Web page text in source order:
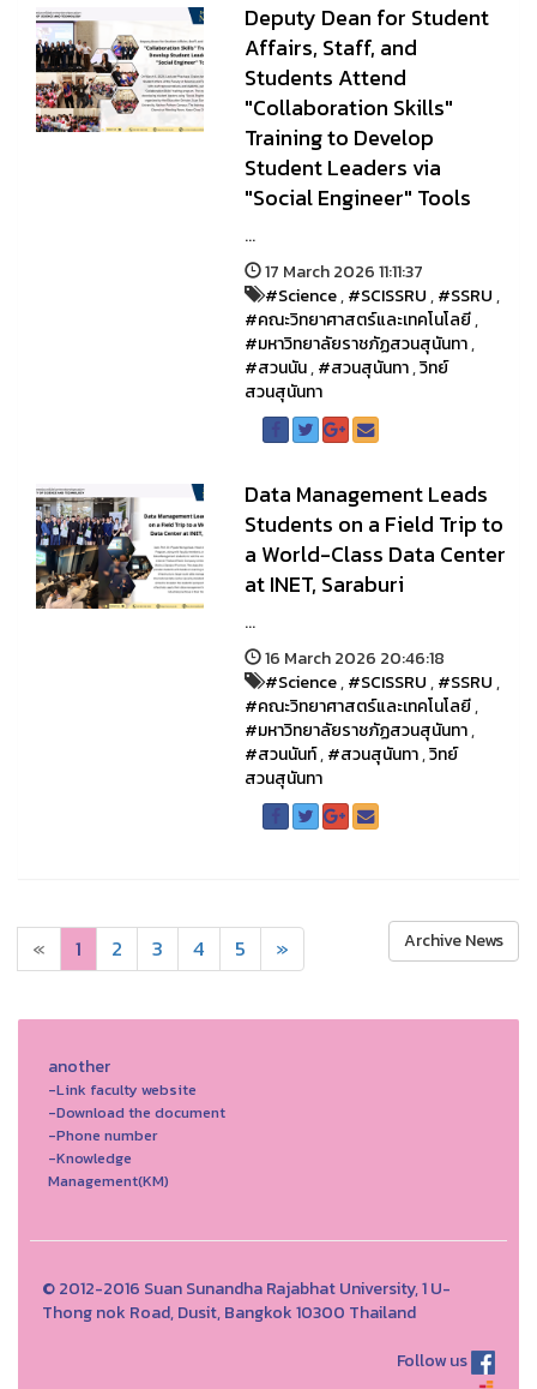
Deputy Dean for Student
Affairs, Staff, and
Students Attend
"Collaboration Skills"
Training to Develop
Student Leaders via
"Social Engineer" Tools
...
17 March 2026 11:11:37
#Science,#SCISSRU,#SSRU,
#คณะวิทยาศาสตร์และเทคโนโลยี,
#มหาวิทยาลัยราชภัฏสวนสุนันทา,
#สวนนัน,#สวนสุนันทา,วิทย์
สวนสุนันทา
Data Management Leads
Students on a Field Trip to
a World-Class Data Center
at INET, Saraburi
...
16 March 2026 20:46:18
#Science,#SCISSRU,#SSRU,
#คณะวิทยาศาสตร์และเทคโนโลยี,
#มหาวิทยาลัยราชภัฏสวนสุนันทา,
#สวนนันท์,#สวนสุนันทา,วิทย์
สวนสุนันทา
« 1 2 3 4 5 » Archive News
another
-Link faculty website
-Download the document
-Phone number
-Knowledge
Management(KM)
© 2012-2016 Suan Sunandha Rajabhat University, 1 U-
Thong nok Road, Dusit, Bangkok 10300 Thailand
Follow us